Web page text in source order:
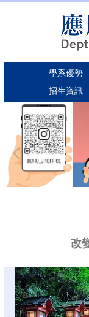
內
學系優勢
招生資訊
改